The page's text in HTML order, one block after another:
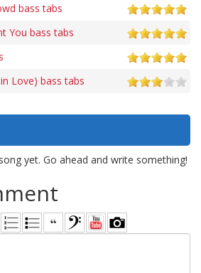
bass tabs
You bass tabs
Love) bass tabs
yet. Go ahead and write something!